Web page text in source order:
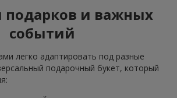
подарков и важных
событий
легко адаптировать под разные
подарочный букет, который